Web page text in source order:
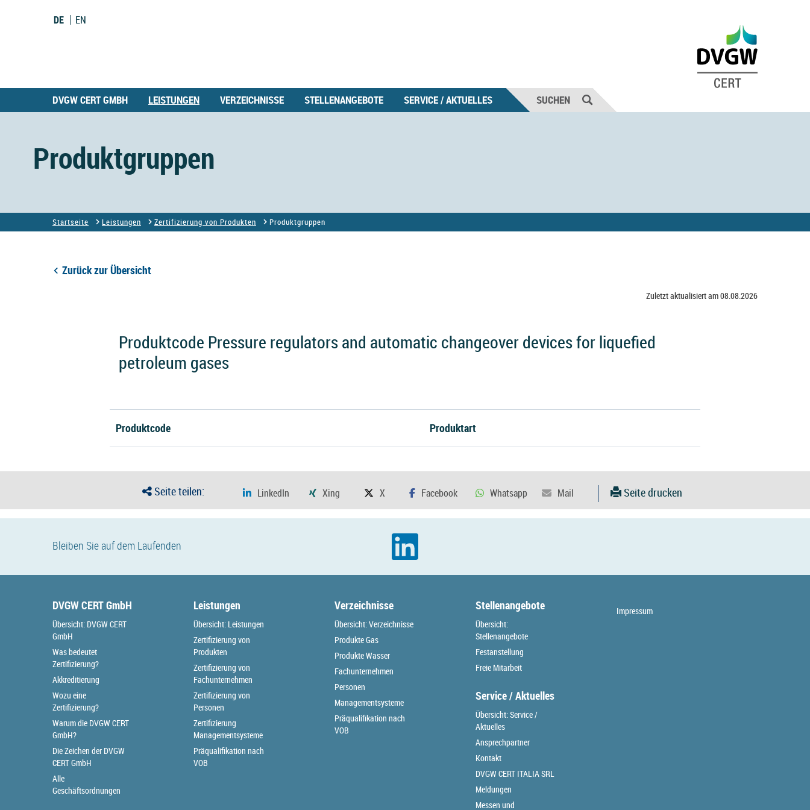
DE EN
DVGW CERT GMBH LEISTUNGEN VERZEICHNISSE STELLENANGEBOTE SERVICE / AKTUELLES SUCHEN
Produktgruppen
Startseite Leistungen Zertifizierung von Produkten Produktgruppen
Zurück zur Übersicht
Zuletzt aktualisiert am 08.08.2026
Produktcode Pressure regulators and automatic changeover devices for liquefied
petroleum gases
Produktcode Produktart
Seite teilen: Seite drucken
Bleiben Sie auf dem Laufenden
DVGW CERT GmbH
Übersicht: DVGW CERT
GmbH
Was bedeutet
Zertifizierung?
Akkreditierung
Wozu eine
Zertifizierung?
Warum die DVGW CERT
GmbH?
Die Zeichen der DVGW
CERT GmbH
Alle
Geschäftsordnungen
Leistungen
Übersicht: Leistungen
Zertifizierung von
Produkten
Zertifizierung von
Fachunternehmen
Zertifizierung von
Personen
Zertifizierung
Managementsysteme
Präqualifikation nach
VOB
Verzeichnisse
Übersicht: Verzeichnisse
Produkte Gas
Produkte Wasser
Fachunternehmen
Personen
Managementsysteme
Präqualifikation nach
VOB
Stellenangebote
Übersicht:
Stellenangebote
Festanstellung
Freie Mitarbeit
Service / Aktuelles
Übersicht: Service /
Aktuelles
Ansprechpartner
Kontakt
DVGW CERT ITALIA SRL
Meldungen
Messen und
Impressum